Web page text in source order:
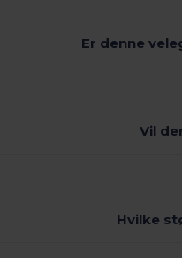
Er denne
Vil
Hvilke